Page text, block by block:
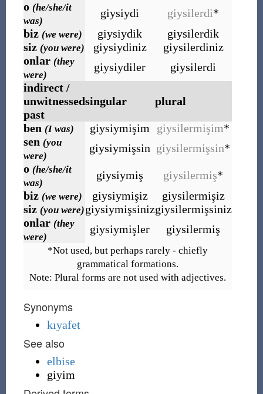
o (he/she/it
was)
giysiydi giysilerdi*
biz (we were) giysiydik
giysilerdik
siz (you were) giysiydiniz
giysilerdiniz
onlar (they
were)
giysiydiler
giysilerdi
indirect /
unwitnessed
past
singular plural
ben (I was) giysiymişim giysilermişim*
sen (you
were)
giysiymişsin giysilermişsin*
o (he/she/it
was)
giysiymiş giysilermiş*
biz (we were) giysiymişiz
giysilermişiz
siz (you were)giysiymişsinizgiysilermişsiniz
onlar (they
were)
giysiymişler giysilermiş
*Not used, but perhaps rarely - chiefly
grammatical formations.
Note: Plural forms are not used with adjectives.
Synonyms
kıyafet
See also
elbise
giyim